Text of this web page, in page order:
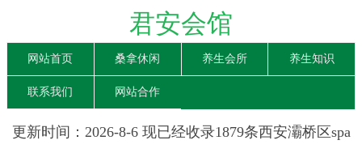
君安会馆
网站首页 桑拿休闲 养生会所 养生知识
联系我们 网站合作
更新时间：2026-8-6 现已经收录1879条西安灞桥区spa